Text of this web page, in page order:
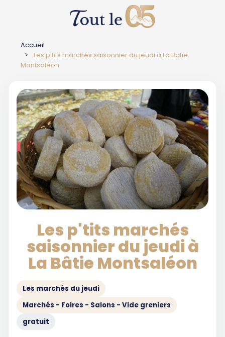
Accueil
Les p'tits marchés saisonnier du jeudi à La Bâtie
Montsaléon
Les p'tits marchés
saisonnier du jeudi à
La Bâtie Montsaléon
Les marchés du jeudi
Marchés - Foires - Salons - Vide greniers
gratuit